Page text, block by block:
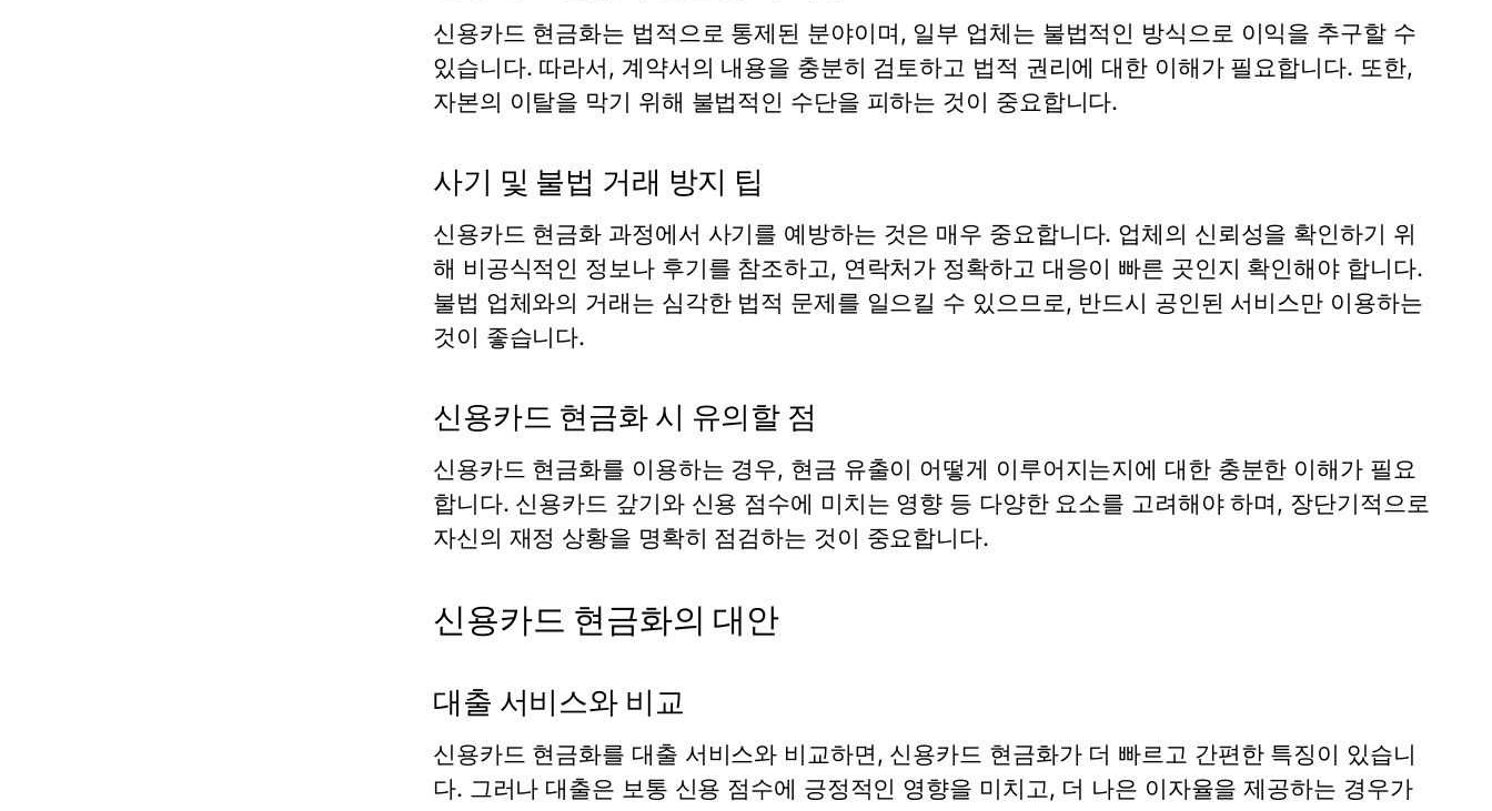
신용카드 현금화는 법적으로 통제된 분야이며, 일부 업체는 불법적인 방식으로 이익을 추구할 수
있습니다. 따라서, 계약서의 내용을 충분히 검토하고 법적 권리에 대한 이해가 필요합니다. 또한,
자본의 이탈을 막기 위해 불법적인 수단을 피하는 것이 중요합니다.
사기 및 불법 거래 방지 팁
신용카드 현금화 과정에서 사기를 예방하는 것은 매우 중요합니다. 업체의 신뢰성을 확인하기 위
해 비공식적인 정보나 후기를 참조하고, 연락처가 정확하고 대응이 빠른 곳인지 확인해야 합니다.
불법 업체와의 거래는 심각한 법적 문제를 일으킬 수 있으므로, 반드시 공인된 서비스만 이용하는
것이 좋습니다.
신용카드 현금화 시 유의할 점
신용카드 현금화를 이용하는 경우, 현금 유출이 어떻게 이루어지는지에 대한 충분한 이해가 필요
합니다. 신용카드 갚기와 신용 점수에 미치는 영향 등 다양한 요소를 고려해야 하며, 장단기적으로
자신의 재정 상황을 명확히 점검하는 것이 중요합니다.
신용카드 현금화의 대안
대출 서비스와 비교
신용카드 현금화를 대출 서비스와 비교하면, 신용카드 현금화가 더 빠르고 간편한 특징이 있습니
다. 그러나 대출은 보통 신용 점수에 긍정적인 영향을 미치고, 더 나은 이자율을 제공하는 경우가